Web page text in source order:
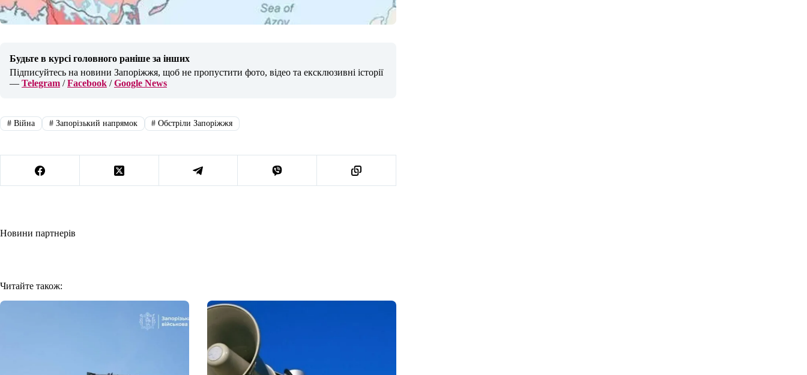
Будьте в курсі головного раніше за інших
Підписуйтесь на новини Запоріжжя, щоб не пропустити фото, відео та ексклюзивні історії
— Telegram /Facebook /Google News
#Війна #Запорізький напрямок # Обстріли Запоріжжя
Новини партнерів
Читайте також: